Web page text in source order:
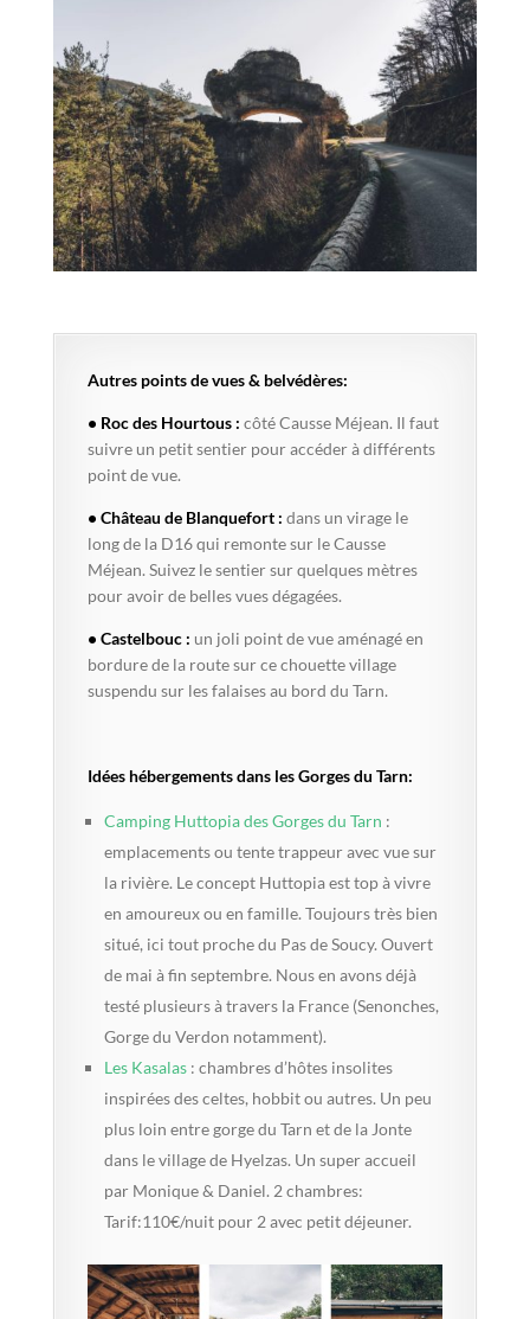
Autres points de vues & belvédères:
• Roc des Hourtous : côté Causse Méjean. Il faut
suivre un petit sentier pour accéder à différents
point de vue.
• Château de Blanquefort : dans un virage le
long de la D16 qui remonte sur le Causse
Méjean. Suivez le sentier sur quelques mètres
pour avoir de belles vues dégagées.
• Castelbouc : un joli point de vue aménagé en
bordure de la route sur ce chouette village
suspendu sur les falaises au bord du Tarn.
Idées hébergements dans les Gorges du Tarn:
Camping Huttopia des Gorges du Tarn :
emplacements ou tente trappeur avec vue sur
la rivière. Le concept Huttopia est top à vivre
en amoureux ou en famille. Toujours très bien
situé, ici tout proche du Pas de Soucy. Ouvert
de mai à fin septembre. Nous en avons déjà
testé plusieurs à travers la France (Senonches,
Gorge du Verdon notamment).
Les Kasalas: chambres d’hôtes insolites
inspirées des celtes, hobbit ou autres. Un peu
plus loin entre gorge du Tarn et de la Jonte
dans le village de Hyelzas. Un super accueil
par Monique & Daniel. 2 chambres:
Tarif:110€/nuit pour 2 avec petit déjeuner.